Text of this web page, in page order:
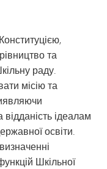
та
раду.
місію та
відданість ідеалам
освіти.
Шкільної